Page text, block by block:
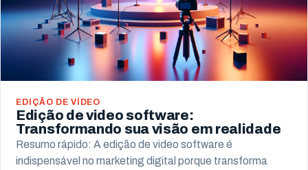
EDIÇÃO DE VÍDEO
Edição de video software:
Transformando sua visão em realidade
Resumo rápido: A edição de video software é
indispensável no marketing digital porque transforma